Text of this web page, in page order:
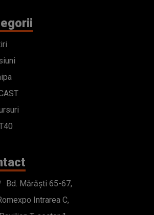
Bd. Mărăști 65-67,
Intrarea C,